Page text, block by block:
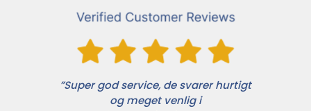
”Super god service, de svarer hurtigt
og meget venlig i